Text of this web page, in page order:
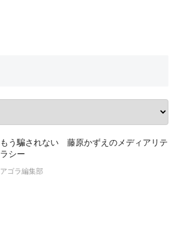
もう騙されない 藤原かずえのメディアリテ
ラシー
アゴラ編集部